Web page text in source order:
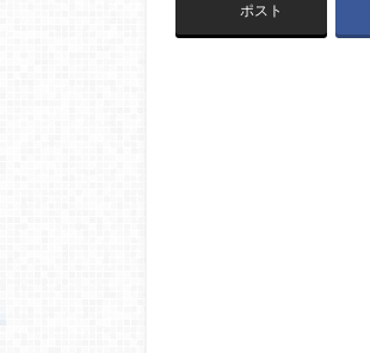
ポスト